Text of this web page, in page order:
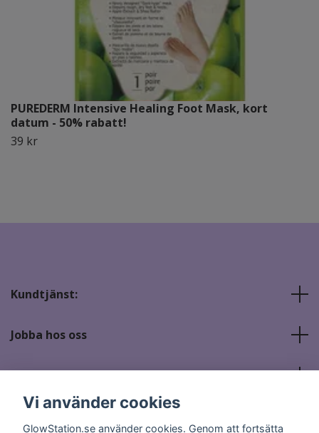
PUREDERM Intensive Healing Foot Mask, kort
datum - 50% rabatt!
39 kr
Kundtjänst:
Jobba hos oss
Sociala medier
Vi använder cookies
GlowStation.se använder cookies. Genom att fortsätta